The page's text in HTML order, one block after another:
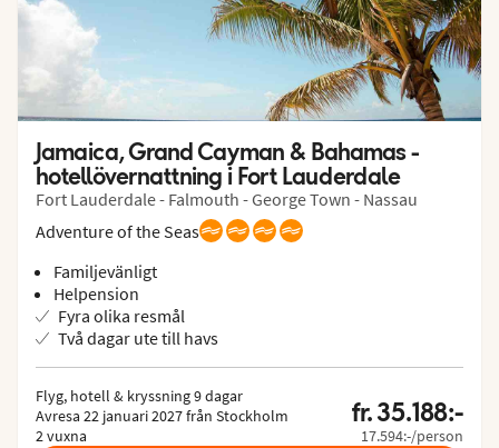
Jamaica, Grand Cayman & Bahamas -
hotellövernattning i Fort Lauderdale
Fort Lauderdale - Falmouth - George Town - Nassau
Adventure of the Seas
Familjevänligt
Helpension
Fyra olika resmål
Två dagar ute till havs
Flyg, hotell & kryssning 9 dagar
Avresa 22 januari 2027 från Stockholm
2 vuxna
fr. 35.188:-
17.594:-/person